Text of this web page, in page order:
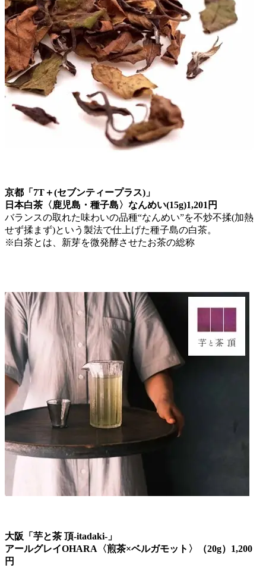
京都「7T＋(セブンティープラス)」
日本白茶〈鹿児島・種子島〉なんめい(15g)1,201円
バランスの取れた味わいの品種“なんめい”を不炒不揉(加熱
せず揉まず)という製法で仕上げた種子島の白茶。
※白茶とは、新芽を微発酵させたお茶の総称
大阪「芋と茶 頂-itadaki-」
アールグレイOHARA〈煎茶×ベルガモット〉（20g）1,200
円